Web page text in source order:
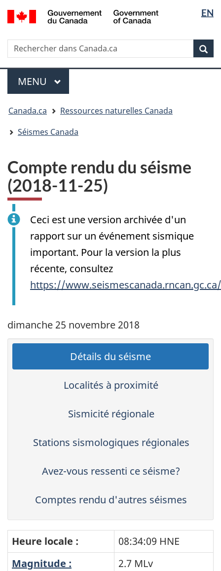
Passer
au
principal
Passer
à
sujet
du
gouvernement »
Passer
à
version
HTML
simplifiée
la
langue
EN
Rechercher
Rechercher
dans
Canada.ca
Menu
MENU PRINCIPAL
êtes
ici
Canada.ca
Ressources naturelles Canada
Séismes Canada
Compte rendu du séisme
(2018-11-25)
Ceci est une version archivée d'un
rapport sur un événement sismique
important. Pour la version la plus
récente, consultez
https://
dimanche 25 novembre 2018
Détails du séisme
Localités à proximité
Sismicité régionale
Stations sismologiques régionales
Avez-vous ressenti ce séisme?
Comptes rendu d'autres séismes
Heure locale :
08:34:09 HNE
Magnitude :
2.7 MLv